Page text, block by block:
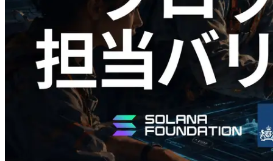
ク生成時間と担当バリデータを視覚化
この記事を読む
さらに読み込む